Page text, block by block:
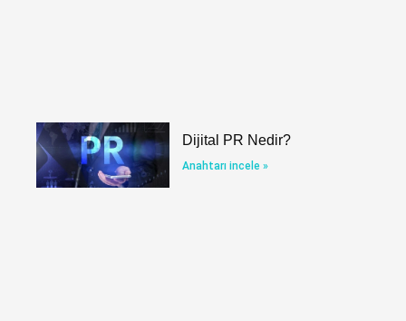
Dijital PR Nedir?
Anahtarı incele »